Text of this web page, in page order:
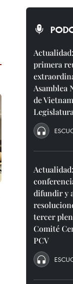
primera
Asamblea
de
Legislatura
difundir y
tercer
Comité
PCV